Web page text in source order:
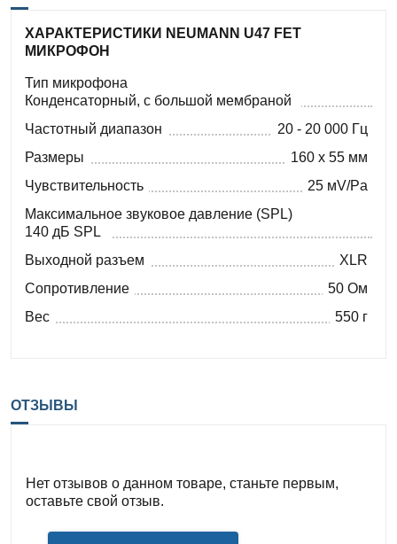
ХАРАКТЕРИСТИКИ NEUMANN U47 FET
МИКРОФОН
Тип микрофона
Конденсаторный, с большой мембраной
Частотный диапазон
20 - 20 000 Гц
Размеры
160 x 55 мм
Чувствительность
25 мV/Pa
Максимальное звуковое давление (SPL)
140 дБ SPL
Выходной разъем
XLR
Сопротивление
50 Ом
Вес
550 г
ОТЗЫВЫ
Нет отзывов о данном товаре, станьте первым,
оставьте свой отзыв.